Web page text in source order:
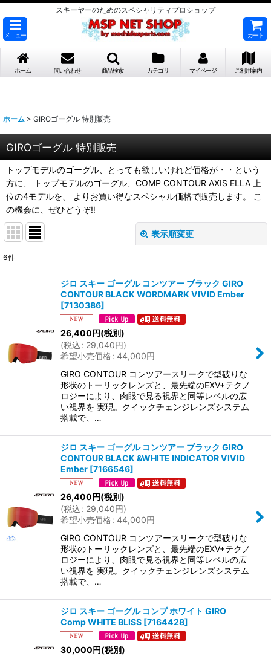
スキーヤーのためのスペシャリティプロショップ
メニュー カート
ホーム 問い合わせ 商品検索 カテゴリ マイページ ご利用案内
ホーム > GIROゴーグル 特別販売
GIROゴーグル 特別販売
トップモデルのゴーグル、とっても欲しいけれど価格が・・という
方に、 トップモデルのゴーグル、COMP CONTOUR AXIS ELLA 上
位の4モデルを、 よりお買い得なスペシャル価格で販売します。 こ
の機会に、ぜひどうぞ‼
表示順変更
絞り込む
6件
ジロ スキー ゴーグル コンツアー ブラック GIRO
CONTOUR BLACK WORDMARK VIVID Ember
[7130386]
26,400円(税別)
(税込: 29,040円)
希望小売価格: 44,000円
GIRO CONTOUR コンツアースリークで型破りな
形状のトーリックレンズと、最先端のEXV+テクノ
ロジーにより、肉眼で見る視界と同等レベルの広
い視界を 実現。クイックチェンジレンズシステム
搭載で、…
ジロ スキー ゴーグル コンツアー ブラック GIRO
CONTOUR BLACK &WHITE INDICATOR VIVID
Ember [7166546]
26,400円(税別)
(税込: 29,040円)
希望小売価格: 44,000円
GIRO CONTOUR コンツアースリークで型破りな
形状のトーリックレンズと、最先端のEXV+テクノ
ロジーにより、肉眼で見る視界と同等レベルの広
い視界を 実現。クイックチェンジレンズシステム
搭載で、…
ジロ スキー ゴーグル コンプ ホワイト GIRO
Comp WHITE BLISS [7164428]
30,000円(税別)